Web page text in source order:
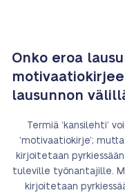
Onko eroa
lausunnon
Termiä ‘kansilehti’
‘motivaatiokirje’;
kirjoitetaan
tuleville työnantajille.
kirjoitetaan